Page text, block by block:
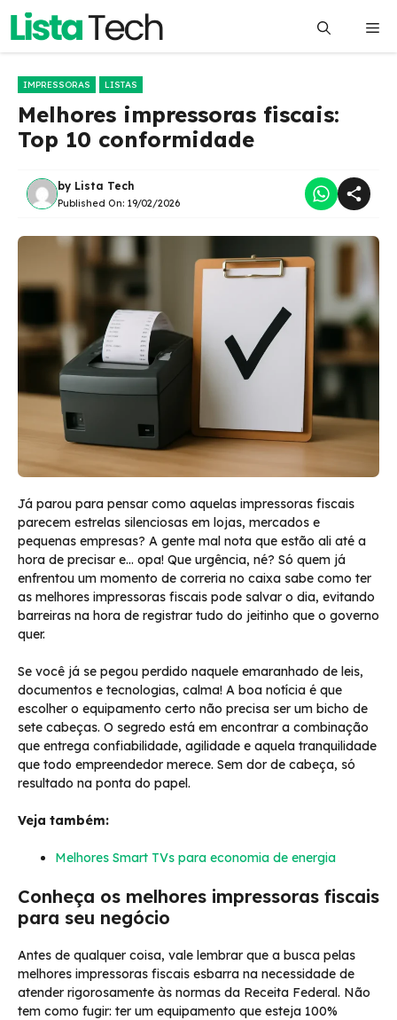
Pular
o
IMPRESSORAS LISTAS
Melhores impressoras fiscais:
Top 10 conformidade
by Lista Tech
Published On: 19/02/2026
Já parou para pensar como aquelas impressoras fiscais
parecem estrelas silenciosas em lojas, mercados e
pequenas empresas? A gente mal nota que estão ali até a
hora de precisar e… opa! Que urgência, né? Só quem já
enfrentou um momento de correria no caixa sabe como ter
as melhores impressoras fiscais pode salvar o dia, evitando
barreiras na hora de registrar tudo do jeitinho que o governo
quer.
Se você já se pegou perdido naquele emaranhado de leis,
documentos e tecnologias, calma! A boa notícia é que
escolher o equipamento certo não precisa ser um bicho de
sete cabeças. O segredo está em encontrar a combinação
que entrega confiabilidade, agilidade e aquela tranquilidade
que todo empreendedor merece. Sem dor de cabeça, só
resultado na ponta do papel.
Veja também:
Melhores Smart TVs para economia de energia
Conheça os melhores impressoras fiscais
para seu negócio
Antes de qualquer coisa, vale lembrar que a busca pelas
melhores impressoras fiscais esbarra na necessidade de
atender rigorosamente às normas da Receita Federal. Não
tem como fugir: ter um equipamento que esteja 100%